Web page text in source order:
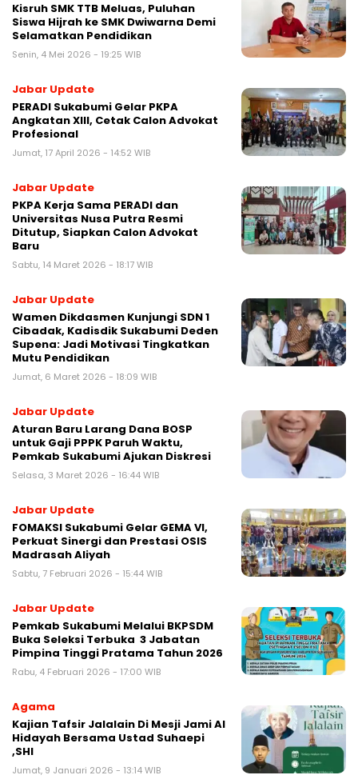
Kisruh SMK TTB Meluas, Puluhan
Siswa Hijrah ke SMK Dwiwarna Demi
Selamatkan Pendidikan
Senin, 4 Mei 2026 - 19:25 WIB
Jabar Update
PERADI Sukabumi Gelar PKPA
Angkatan XIII, Cetak Calon Advokat
Profesional
Jumat, 17 April 2026 - 14:52 WIB
Jabar Update
PKPA Kerja Sama PERADI dan
Universitas Nusa Putra Resmi
Ditutup, Siapkan Calon Advokat
Baru
Sabtu, 14 Maret 2026 - 18:17 WIB
Jabar Update
‎Wamen Dikdasmen Kunjungi SDN 1
Cibadak, Kadisdik Sukabumi Deden
Supena: Jadi Motivasi Tingkatkan
Mutu Pendidikan‎
Jumat, 6 Maret 2026 - 18:09 WIB
Jabar Update
‎Aturan Baru Larang Dana BOSP
untuk Gaji PPPK Paruh Waktu,
Pemkab Sukabumi Ajukan Diskresi‎
Selasa, 3 Maret 2026 - 16:44 WIB
Jabar Update
FOMAKSI Sukabumi Gelar GEMA VI,
Perkuat Sinergi dan Prestasi OSIS
Madrasah Aliyah
Sabtu, 7 Februari 2026 - 15:44 WIB
Jabar Update
Pemkab Sukabumi Melalui BKPSDM
Buka Seleksi Terbuka 3 Jabatan
Pimpina Tinggi Pratama Tahun 2026
Rabu, 4 Februari 2026 - 17:00 WIB
Agama
Kajian Tafsir Jalalain Di Mesji Jami Al
Hidayah Bersama Ustad Suhaepi
,SHI
Jumat, 9 Januari 2026 - 13:14 WIB